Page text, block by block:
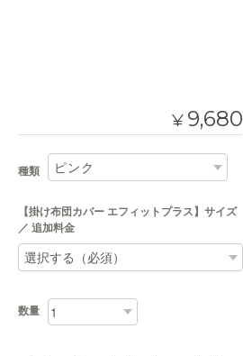
¥ 9,680
種類
【掛け布団カバー エフィットプラス】サイズ
／ 追加料金
数量